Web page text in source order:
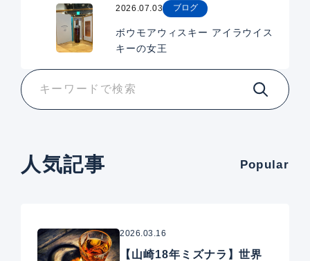
2026.07.03 ブログ
ボウモアウィスキー アイラウイス
キーの女王
人気記事 Popular
2026.03.16
【山崎18年ミズナラ】世界